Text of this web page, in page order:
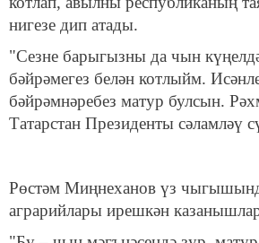
нигезе дип атады.
"Сезне барыгызны да чын
бәйрәмегез белән котлыйм.
бәйрәмнәребез матур булсын.
Татарстан Президенты сәламләү
Рөстәм Миңнеханов үз
аграрийлары ирешкән